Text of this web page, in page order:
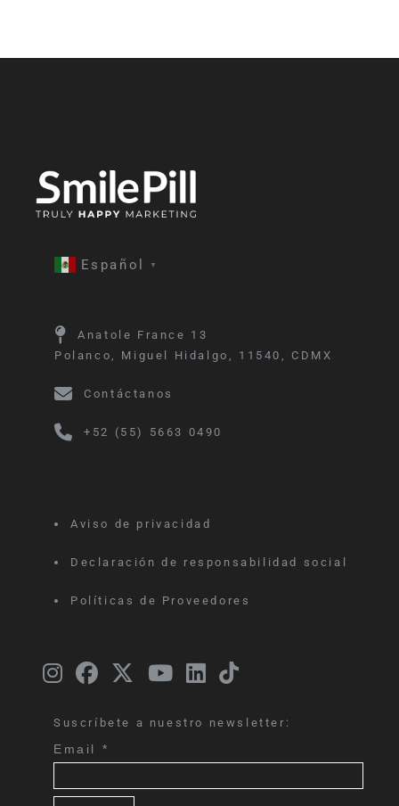
Español ▼
Anatole France 13
Polanco, Miguel Hidalgo, 11540, CDMX
Contáctanos
+52 (55) 5663 0490
Aviso de privacidad
Declaración de responsabilidad social
Políticas de Proveedores
Suscríbete a nuestro newsletter:
Email *